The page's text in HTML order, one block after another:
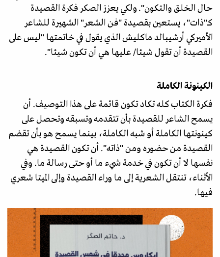
حال الخلق والتكون". ولكي يعزز الصكر فكرة القصيدة
كـ"ذات"، يستعين بقصيدة "فن الشعر" الشهيرة للشاعر
الأميركي أرشيبالد ماكليش الذي يقول في خاتمتها "ليس على
القصيدة أن تقول شيئا/ عليها هي أن تكون شيئا".
الكينونة الكاملة
فكرة الكتاب كله تكاد تكون قائمة على هذا التوصيف. أن
يسمح الشاعر للقصيدة بأن تتقدمه وتسبقه وتحصل على
كينونتها الكاملة أو شبه الكاملة، بينما يسمح هو بأن تقضم
القصيدة من حضوره ومن "ذاته". أن تكون القصيدة هي
نفسها لا أن تكون في خدمة شيء ما أو حتى رسالة ما. وفي
الأثناء، تنتقل الشعرية إلى ما وراء القصيدة وإلى الميتا شعري
فيها.